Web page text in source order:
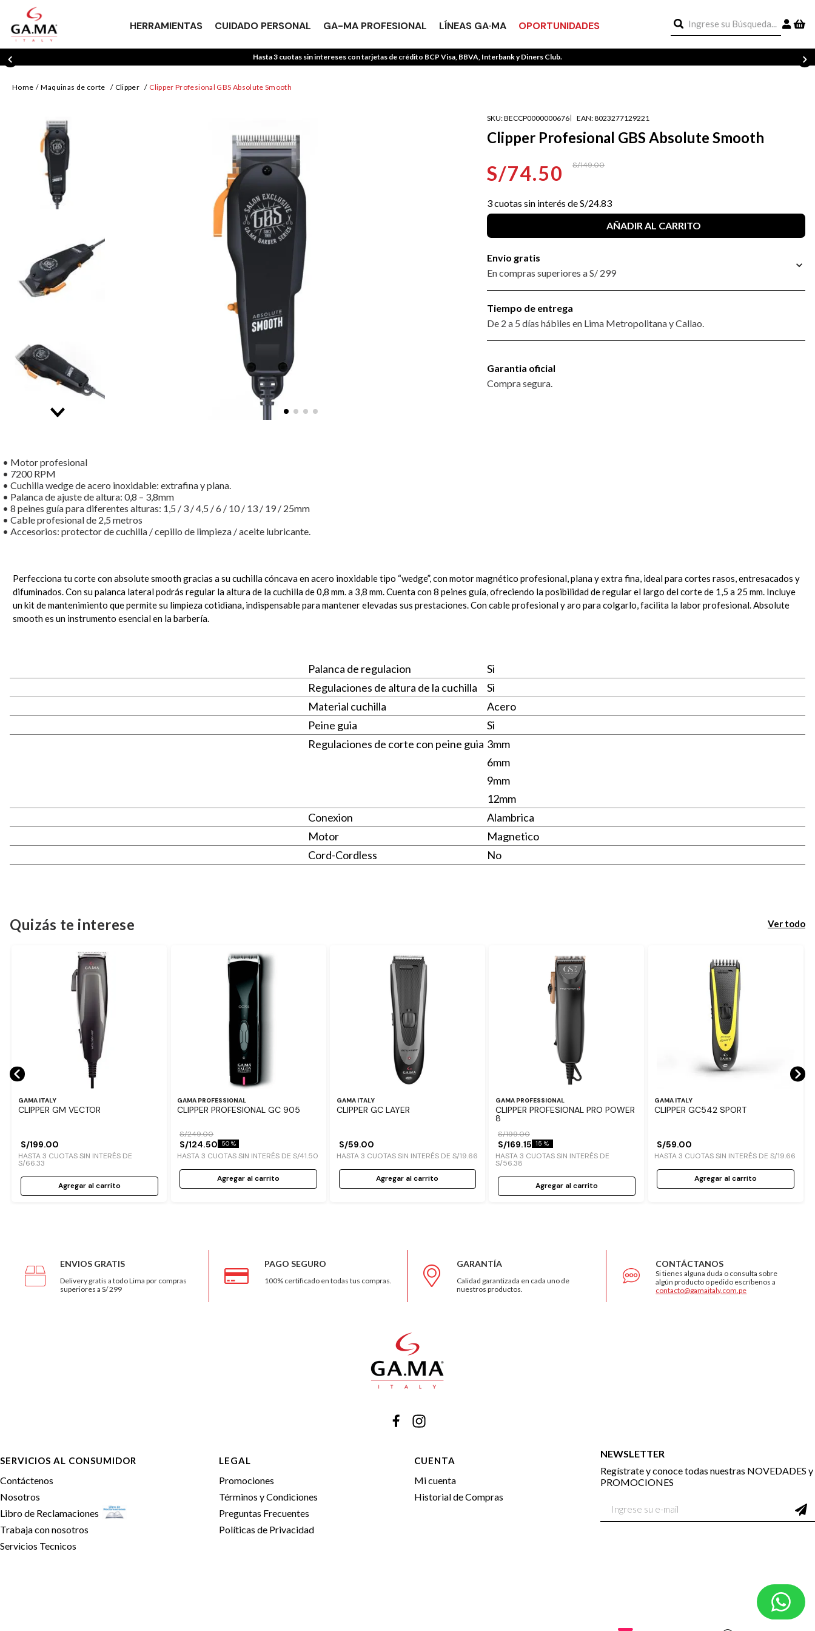
HERRAMIENTAS CUIDADO PERSONAL GA-MA PROFESIONAL LÍNEAS GA·MA OPORTUNIDADES
Ingrese su Búsqueda...
Hasta 3 cuotas sin intereses con tarjetas de crédito BCP Visa, BBVA, Interbank y Diners Club.
maquinas de corte clipper Clipper Profesional GBS Absolute Smooth
SKU:BECCP0000000676 EAN:8023277129221
Clipper Profesional GBS Absolute Smooth
S/74.50 S/149.00
3cuotas sin interés deS/24.83
AÑADIR AL CARRITO
Envio gratis
En compras superiores a S/ 299
Tiempo de entrega
De 2 a 5 días hábiles en Lima Metropolitana y Callao.
Garantia oficial
Compra segura.
• Motor profesional
• 7200 RPM
• Cuchilla wedge de acero inoxidable: extrafina y plana.
• Palanca de ajuste de altura: 0,8 – 3,8mm
• 8 peines guía para diferentes alturas: 1,5 / 3 / 4,5 / 6 / 10 / 13 / 19 / 25mm
• Cable profesional de 2,5 metros
• Accesorios: protector de cuchilla / cepillo de limpieza / aceite lubricante.
Perfecciona tu corte con absolute smooth gracias a su cuchilla cóncava en acero inoxidable tipo “wedge”, con motor magnético profesional, plana y extra fina, ideal para cortes rasos, entresacados y
difuminados. Con su palanca lateral podrás regular la altura de la cuchilla de 0,8 mm. a 3,8 mm. Cuenta con 8 peines guía, ofreciendo la posibilidad de regular el largo del corte de 1,5 a 25 mm. Incluye
un kit de mantenimiento que permite su limpieza cotidiana, indispensable para mantener elevadas sus prestaciones. Con cable profesional y aro para colgarlo, facilita la labor profesional. Absolute
smooth es un instrumento esencial en la barbería.
Palanca de regulacion
Si
Regulaciones de altura de la cuchilla
Si
Material cuchilla
Acero
Peine guia
Si
Regulaciones de corte con peine guia 3mm
6mm
9mm
12mm
Conexion
Alambrica
Motor
Magnetico
Cord-Cordless
No
Quizás te interese Ver todo
GAMA ITALY
CLIPPER GM VECTOR
S/199.00
HASTA3 CUOTAS SIN INTERÉS DE
S/66.33
Agregar al carrito
GAMA PROFESSIONAL
CLIPPER PROFESIONAL GC 905
S/249.00
S/124.50 50 %
HASTA3 CUOTAS SIN INTERÉS DES/41.50
Agregar al carrito
GAMA ITALY
CLIPPER GC LAYER
S/59.00
HASTA3 CUOTAS SIN INTERÉS DE S/19.66
Agregar al carrito
GAMA PROFESSIONAL
CLIPPER PROFESIONAL PRO POWER
8
S/199.00
S/169.15 15 %
HASTA3 CUOTAS SIN INTERÉS DE
S/56.38
Agregar al carrito
GAMA ITALY
CLIPPER GC542 SPORT
S/59.00
HASTA3 CUOTAS SIN INTERÉS DES/19.66
Agregar al carrito
ENVIOS GRATIS
Delivery gratis a todo Lima por compras
superiores a S/ 299
PAGO SEGURO
100% certificado en todas tus compras.
GARANTÍA
Calidad garantizada en cada uno de
nuestros productos.
CONTÁCTANOS
Si tienes alguna duda o consulta sobre
algún producto o pedido escríbenos a
contacto@gamaitaly.com.pe
SERVICIOS AL CONSUMIDOR
Contáctenos
Nosotros
Libro de Reclamaciones
Trabaja con nosotros
Servicios Tecnicos
LEGAL
Promociones
Términos y Condiciones
Preguntas Frecuentes
Políticas de Privacidad
CUENTA
Mi cuenta
Historial de Compras
NEWSLETTER
Regístrate y conoce todas nuestras NOVEDADES y
PROMOCIONES
TÉRMINOS MÁS BUSCADOS
1.
uniq